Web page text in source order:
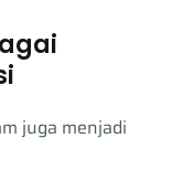
juga menjadi